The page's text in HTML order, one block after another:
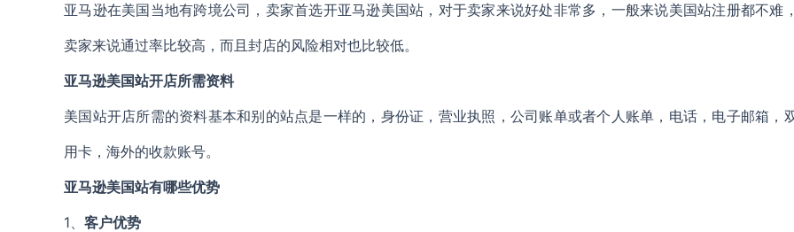
亚马逊在美国当地有跨境公司，卖家首选开亚马逊美国站，对于卖家来说好处非常多，一般来说美国站注册都不难
卖家来说通过率比较高，而且封店的风险相对也比较低。
亚马逊美国站开店所需资料
美国站开店所需的资料基本和别的站点是一样的，身份证，营业执照，公司账单或者个人账单，电话，电子邮箱，
用卡，海外的收款账号。
亚马逊美国站有哪些优势
1、 客户优势